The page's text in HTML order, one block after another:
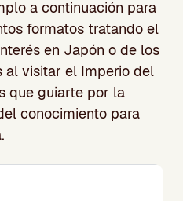
a continuación para
formatos tratando el
en Japón o de los
al visitar el Imperio del
que guiarte por la
conocimiento para